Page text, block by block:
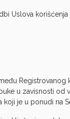
Uslova
Registrovanog
u zavisnosti
je u ponudi na